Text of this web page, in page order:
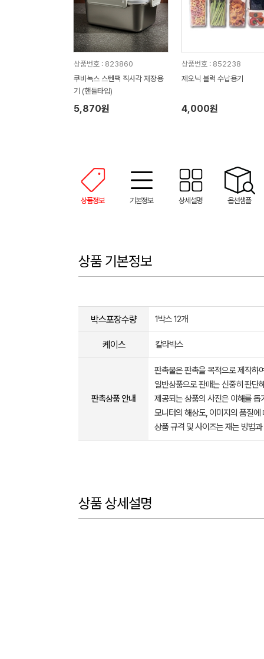
상품번호 : 823860
쿠비녹스 스텐팩 직사각 저장용
기 (핸들타입)
5,870원
상품번호 : 852238
제오닉 블럭 수납용기
4,000원
상품정보 기본정보 상세설명 옵션샘플
상품 기본정보
박스포장수량 1박스 12개
케이스 칼라박스
판촉상품 안내
판촉물은 판촉을 목적으로 제작하
일반상품으로 판매는 신중히 판단
제공되는 상품의 사진은 이해를
모니터의 해상도, 이미지의 품질
상품 규격 및 사이즈는 재는 방법
상품 상세설명